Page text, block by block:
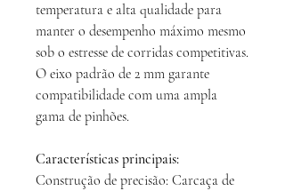
temperatura e alta qualidade para
manter o desempenho máximo mesmo
sob o estresse de corridas competitivas.
O eixo padrão de 2 mm garante
compatibilidade com uma ampla
gama de pinhões.
Características principais:
Construção de precisão: Carcaça de